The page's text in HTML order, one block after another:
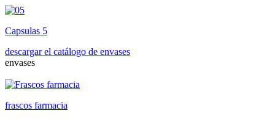
Capsulas 5
descargar el catálogo de envases
envases
frascos farmacia